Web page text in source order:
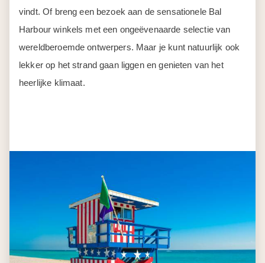
vindt. Of breng een bezoek aan de sensationele Bal
Harbour winkels met een ongeëvenaarde selectie van
wereldberoemde ontwerpers. Maar je kunt natuurlijk ook
lekker op het strand gaan liggen en genieten van het
heerlijke klimaat.